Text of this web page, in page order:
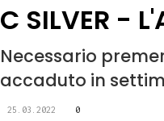
C SILVER -
Necessario
accaduto in
25.03.2022 0